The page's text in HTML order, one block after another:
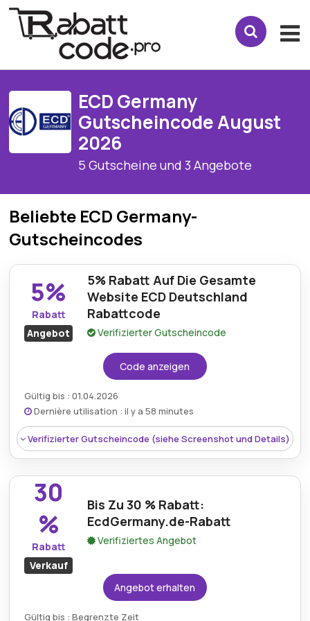
ECD Germany
Gutscheincode August
2026
5 Gutscheine und 3 Angebote
Beliebte ECD Germany-
Gutscheincodes
5%
Rabatt
Angebot
5% Rabatt Auf Die Gesamte
Website ECD Deutschland
Rabattcode
Verifizierter Gutscheincode
Code anzeigen
Gültig bis : 01.04.2026
Dernière utilisation : il y a 58 minutes
Verifizierter Gutscheincode (siehe Screenshot und Details)
30
%
Rabatt
Verkauf
Bis Zu 30 % Rabatt:
EcdGermany.de-Rabatt
Verifiziertes Angebot
Angebot erhalten
Gültig bis : Begrenzte Zeit